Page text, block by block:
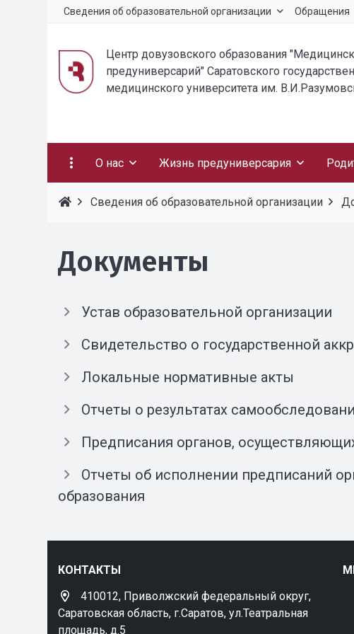
Сведения об образовательной организации Обращения
Центр довузовского образования
предуниверсарий" Саратовского
медицинского университета им.
О нас Жизнь предуниверсария
Сведения об образовательной организации
Документы
Устав образовательной организации
Свидетельство о государственной
Локальные нормативные акты
Отчеты о результатах
Предписания органов,
Отчеты об исполнении предписаний
образования
КОНТАКТЫ
410012, Приволжский федеральный округ,
Саратовская область, г.Саратов, ул.Театральная
площадь, д.5